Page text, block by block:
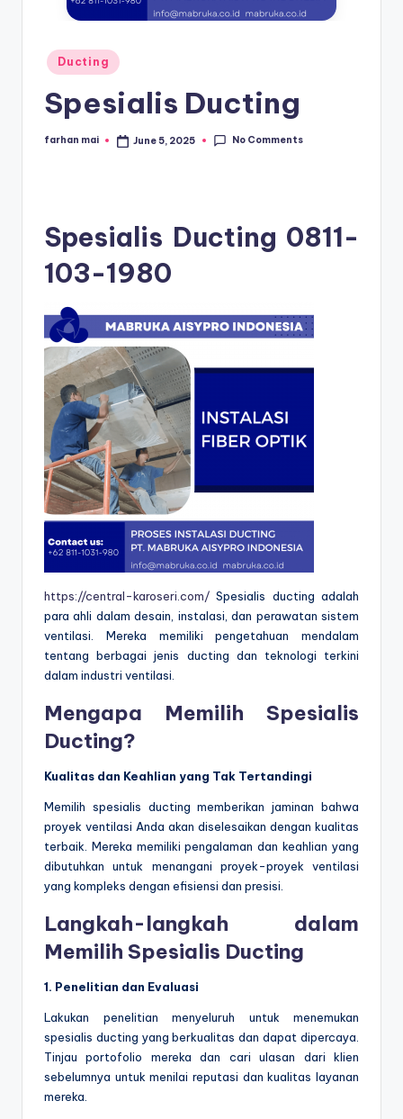
Posted
in
Ducting
Spesialis Ducting
Posted
farhan mai June 5, 2025 No Comments
Spesialis Ducting 0811-
103-1980
https://central-karoseri.com/ Spesialis ducting adalah
para ahli dalam desain, instalasi, dan perawatan sistem
ventilasi. Mereka memiliki pengetahuan mendalam
tentang berbagai jenis ducting dan teknologi terkini
dalam industri ventilasi.
Mengapa Memilih Spesialis
Ducting?
Kualitas dan Keahlian yang Tak Tertandingi
Memilih spesialis ducting memberikan jaminan bahwa
proyek ventilasi Anda akan diselesaikan dengan kualitas
terbaik. Mereka memiliki pengalaman dan keahlian yang
dibutuhkan untuk menangani proyek-proyek ventilasi
yang kompleks dengan efisiensi dan presisi.
Langkah-langkah dalam
Memilih Spesialis Ducting
1. Penelitian dan Evaluasi
Lakukan penelitian menyeluruh untuk menemukan
spesialis ducting yang berkualitas dan dapat dipercaya.
Tinjau portofolio mereka dan cari ulasan dari klien
sebelumnya untuk menilai reputasi dan kualitas layanan
mereka.